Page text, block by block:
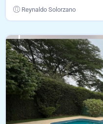
Reynaldo Solorzano